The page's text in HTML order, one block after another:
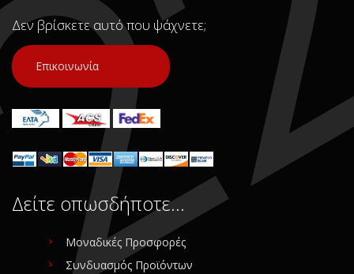
Δεν βρίσκετε αυτό που ψάχνετε;
Επικοινωνία
Δείτε οπωσδήποτε…
Μοναδικές Προσφορές
Συνδυασμός Προϊόντων